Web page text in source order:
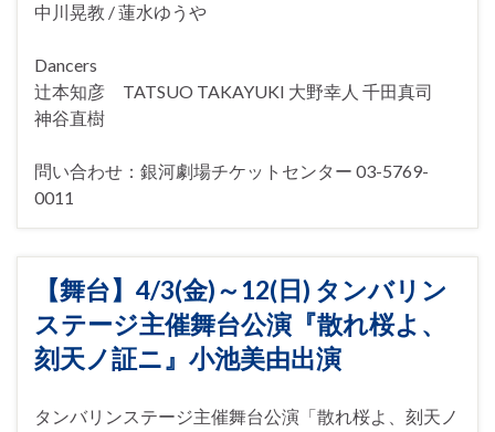
中川晃教 / 蓮水ゆうや
Dancers
辻本知彦 TATSUO TAKAYUKI 大野幸人 千田真司
神谷直樹
問い合わせ：銀河劇場チケットセンター 03-5769-
0011
【舞台】4/3(金)～12(日) タンバリン
ステージ主催舞台公演『散れ桜よ、
刻天ノ証ニ』小池美由出演
タンバリンステージ主催舞台公演「散れ桜よ、刻天ノ